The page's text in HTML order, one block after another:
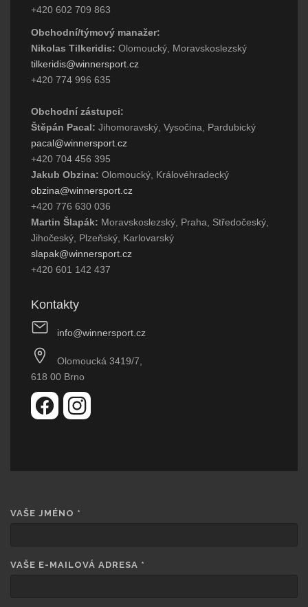
+420 602 709 863
Obchodní/týmový manažer:
Nikolas Tilkeridis: Olomoucký, Moravskoslezský
tilkeridis@winnersport.cz
+420 774 996 635
Obchodní zástupci:
Štěpán Pacal: Jihomoravský, Vysočina, Pardubický
pacal@winnersport.cz
+420 704 456 395
Jakub Obzina: Olomoucký, Královéhradecký
obzina@winnersport.cz
+420 776 630 036
Martin Šlapák: Moravskoslezský, Praha, Středočeský,
Jihočeský, Plzeňský, Karlovarský
slapak@winnersport.cz
+420 601 142 437
Kontakty
info@winnersport.cz
Olomoucká 3419/7,
618 00 Brno
VAŠE JMÉNO *
VAŠE E-MAILOVÁ ADRESA *